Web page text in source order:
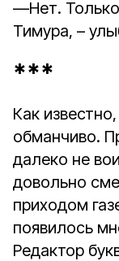
—Нет. Только
Тимура, –
***
Как
обманчиво.
далеко не
довольно
приходом
появилось
Редактор